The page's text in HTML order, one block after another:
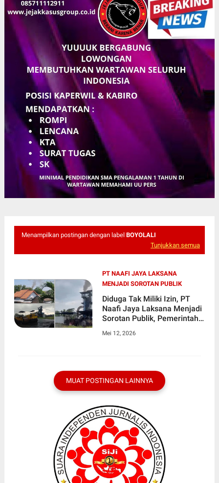
Menampilkan postingan dengan label BOYOLALI
Tunjukkan semua
PT NAAFI JAYA LAKSANA
MENJADI SOROTAN PUBLIK
Diduga Tak Miliki Izin, PT
Naafi Jaya Laksana Menjadi
Sorotan Publik, Pemerintah
Mata?
Mei 12, 2026
MUAT POSTINGAN LAINNYA